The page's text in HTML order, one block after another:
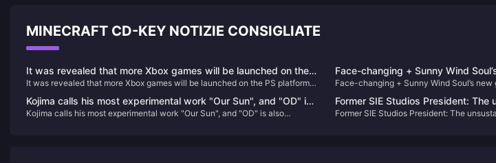
MINECRAFT CD-KEY NOTIZIE CONSIGLIATE
It was revealed that more Xbox games will be launched on the
PS platform, but Microsoft has no red line on this
It was revealed that more Xbox games will be launched on the PS platform,
Face-changing + Sunny Wind
Finale” is scheduled to be released
Face-changing + Sunny Wind Soul’s new
Kojima calls his most experimental work "Our Sun", and "OD" is
also different.
Kojima calls his most experimental work "Our Sun", and "OD" is also
Former SIE Studios President:
budget AAA games will be
Former SIE Studios President: The